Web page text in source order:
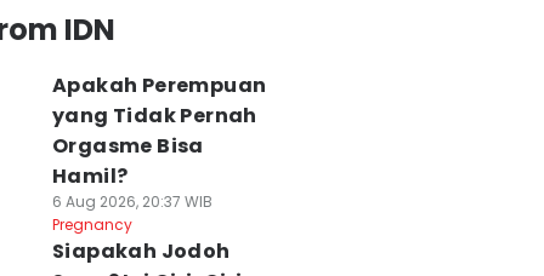
IDN
Apakah Perempuan
yang Tidak Pernah
Orgasme Bisa
Hamil?
6 Aug 2026, 20:37 WIB
Pregnancy
Siapakah Jodoh